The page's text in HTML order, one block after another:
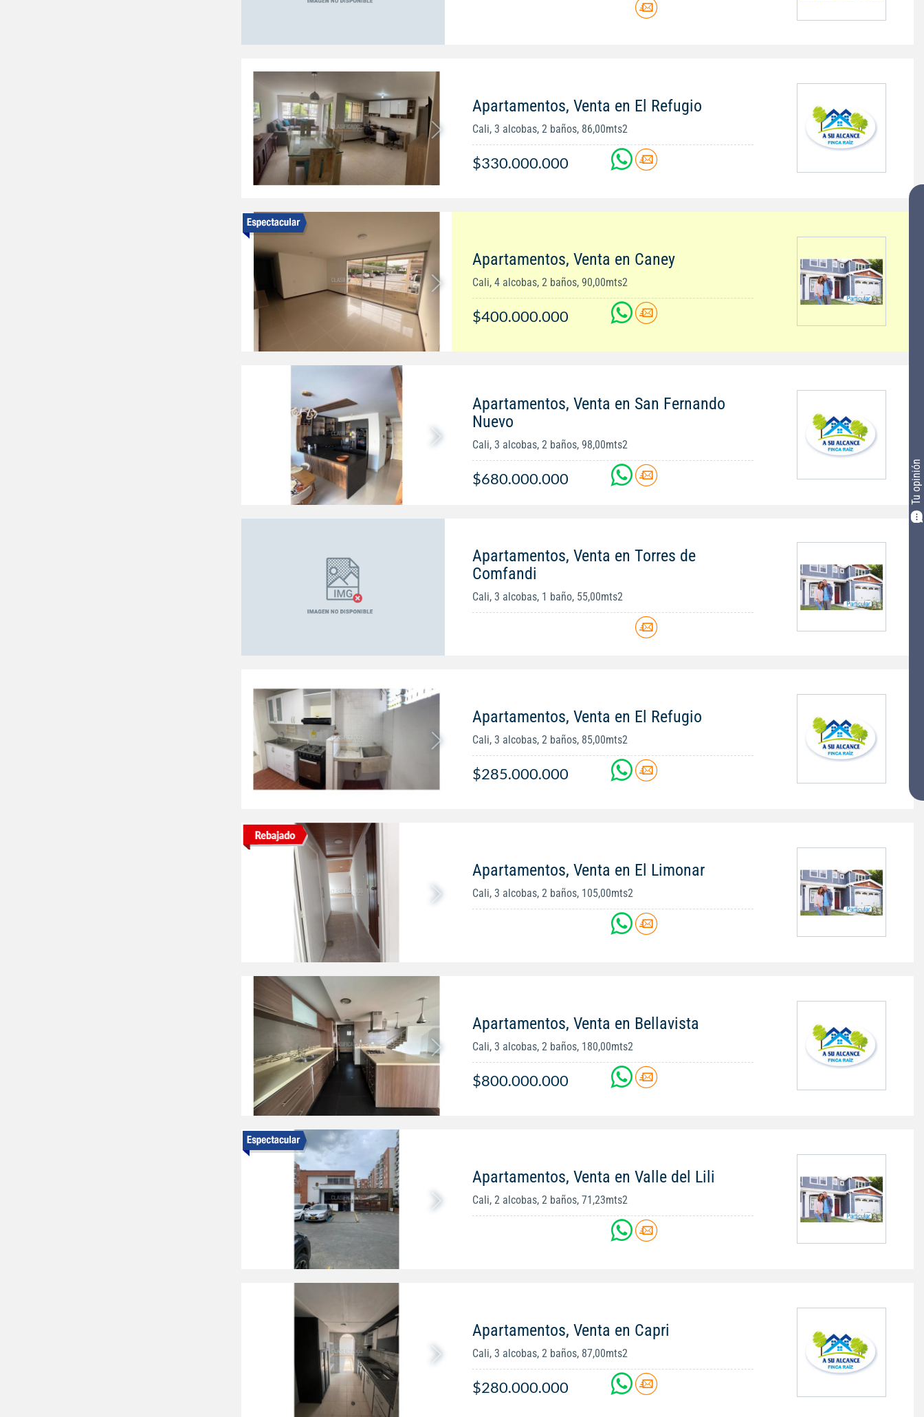
Tu opinión
Apartamentos, Venta en El Refugio
Cali, 3 alcobas, 2 baños, 86,00mts2
$330.000.000
Apartamentos, Venta en Caney
Cali, 4 alcobas, 2 baños, 90,00mts2
$400.000.000
Apartamentos, Venta en San Fernando
Nuevo
Cali, 3 alcobas, 2 baños, 98,00mts2
$680.000.000
Apartamentos, Venta en Torres de
Comfandi
Cali, 3 alcobas, 1 baño, 55,00mts2
Apartamentos, Venta en El Refugio
Cali, 3 alcobas, 2 baños, 85,00mts2
$285.000.000
Apartamentos, Venta en El Limonar
Cali, 3 alcobas, 2 baños, 105,00mts2
Apartamentos, Venta en Bellavista
Cali, 3 alcobas, 2 baños, 180,00mts2
$800.000.000
Apartamentos, Venta en Valle del Lili
Cali, 2 alcobas, 2 baños, 71,23mts2
Apartamentos, Venta en Capri
Cali, 3 alcobas, 2 baños, 87,00mts2
$280.000.000